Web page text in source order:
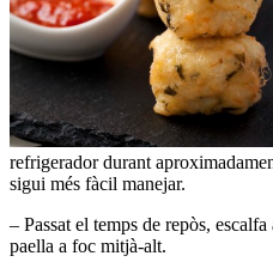
refrigerador durant
sigui més fàcil manejar.
– Passat el temps de repòs,
paella a foc mitjà-alt.